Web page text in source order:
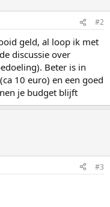
#2
geld, al loop ik met
discussie over
Beter is in
10 euro) en een goed
je budget blijft
#3